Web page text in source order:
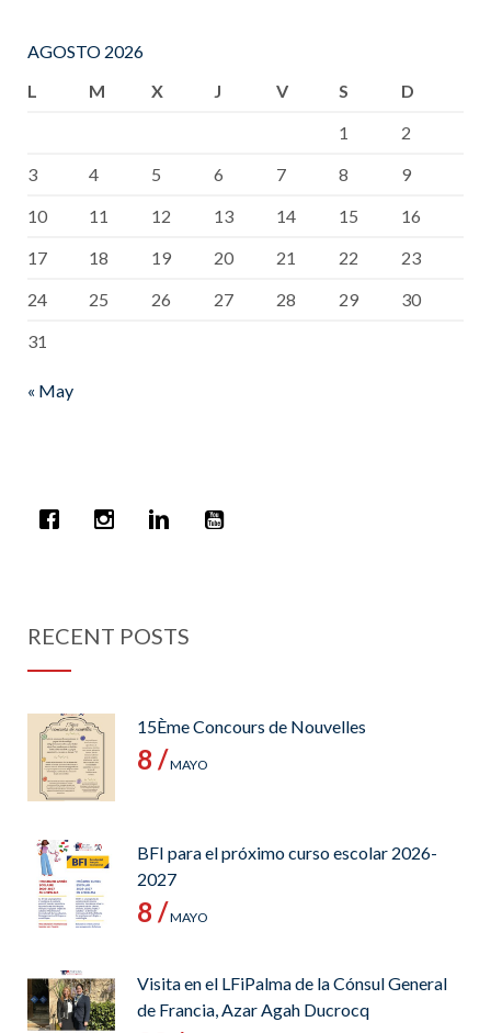
AGOSTO 2026
L
M X J V S
D
1
2
3
4 5 6 7 8
9
10
11 12 13 14 15
16
17
18 19 20 21 22
23
24
25 26 27 28 29
30
31
« May
RECENT POSTS
15Ème Concours de Nouvelles
8 /MAYO
BFI para el próximo curso escolar 2026-
2027
8 /MAYO
Visita en el LFiPalma de la Cónsul General
de Francia, Azar Agah Ducrocq